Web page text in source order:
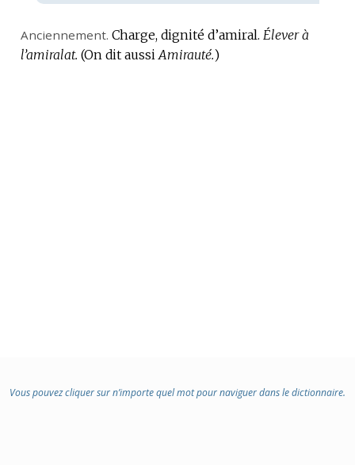
Anciennement. Charge, dignité d’amiral. Élever à
l’amiralat. (On dit aussi Amirauté.)
Vous pouvez cliquer sur n’importe quel mot pour naviguer dans le dictionnaire.